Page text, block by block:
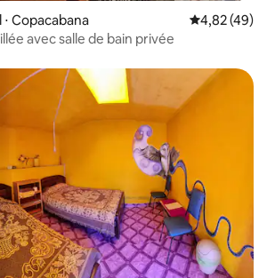
Copacabana Évaluation
4,82 (49)
avec salle de bain privée